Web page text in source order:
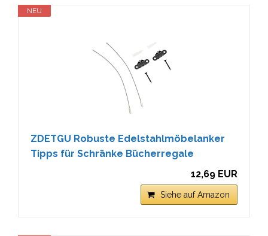
NEU
ZDETGU Robuste Edelstahlmöbelanker
Tipps für Schränke Bücherregale
12,69 EUR
Siehe auf Amazon